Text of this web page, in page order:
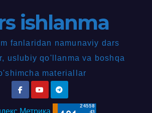
ishlanma
fanlaridan namunaviy dars
uslubiy qo'llanma va boshqa
materiallar